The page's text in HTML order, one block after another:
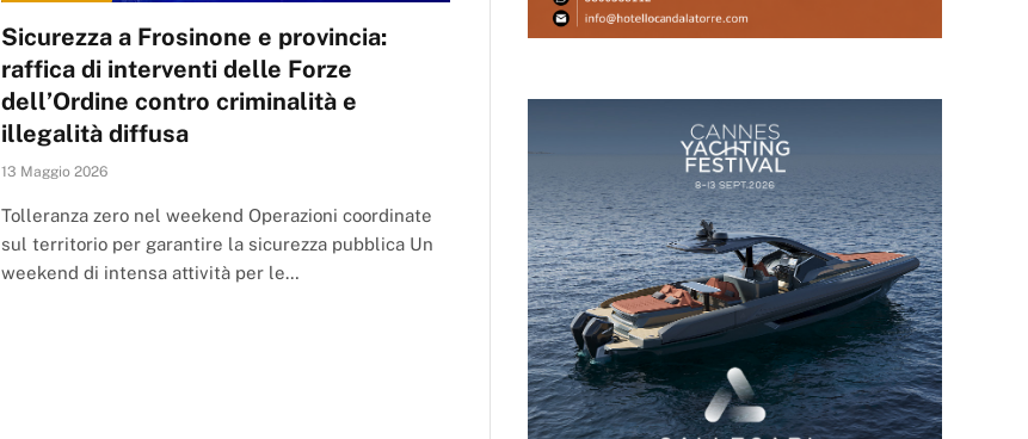
Sicurezza a Frosinone e provincia:
raffica di interventi delle Forze
dell’Ordine contro criminalità e
illegalità diffusa
13 Maggio 2026
Tolleranza zero nel weekend Operazioni coordinate
sul territorio per garantire la sicurezza pubblica Un
weekend di intensa attività per le…